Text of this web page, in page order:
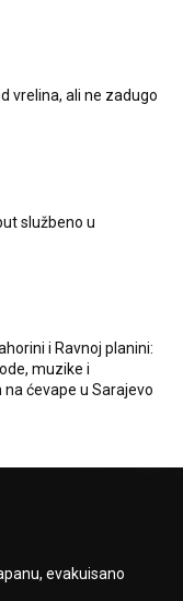
vrelina, ali ne zadugo
službeno u
i Ravnoj planini:
muzike i
ćevape u Sarajevo
evakuisano